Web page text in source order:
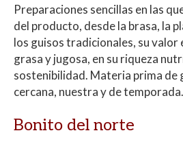
Preparaciones sencillas en las
del producto, desde la brasa, la
los guisos tradicionales, su valor
grasa y jugosa, en su riqueza
sostenibilidad. Materia prima de
cercana, nuestra y de temporada.
Bonito del norte